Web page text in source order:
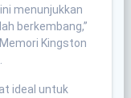
menunjukkan
berkembang,”
Kingston
ideal untuk